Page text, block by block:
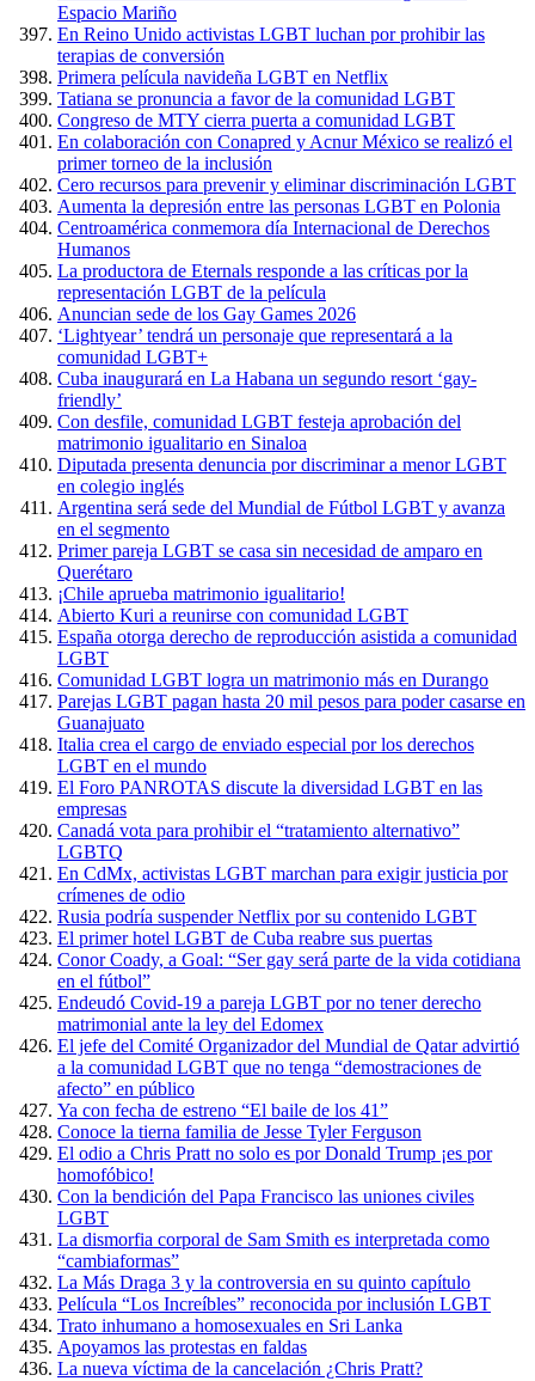
Espacio Mariño
En Reino Unido activistas LGBT luchan por prohibir las
terapias de conversión
Primera película navideña LGBT en Netflix
Tatiana se pronuncia a favor de la comunidad LGBT
Congreso de MTY cierra puerta a comunidad LGBT
En colaboración con Conapred y Acnur México se realizó el
primer torneo de la inclusión
Cero recursos para prevenir y eliminar discriminación LGBT
Aumenta la depresión entre las personas LGBT en Polonia
Centroamérica conmemora día Internacional de Derechos
Humanos
La productora de Eternals responde a las críticas por la
representación LGBT de la película
Anuncian sede de los Gay Games 2026
‘Lightyear’ tendrá un personaje que representará a la
comunidad LGBT+
Cuba inaugurará en La Habana un segundo resort ‘gay-
friendly’
Con desfile, comunidad LGBT festeja aprobación del
matrimonio igualitario en Sinaloa
Diputada presenta denuncia por discriminar a menor LGBT
en colegio inglés
Argentina será sede del Mundial de Fútbol LGBT y avanza
en el segmento
Primer pareja LGBT se casa sin necesidad de amparo en
Querétaro
¡Chile aprueba matrimonio igualitario!
Abierto Kuri a reunirse con comunidad LGBT
España otorga derecho de reproducción asistida a comunidad
LGBT
Comunidad LGBT logra un matrimonio más en Durango
Parejas LGBT pagan hasta 20 mil pesos para poder casarse en
Guanajuato
Italia crea el cargo de enviado especial por los derechos
LGBT en el mundo
El Foro PANROTAS discute la diversidad LGBT en las
empresas
Canadá vota para prohibir el “tratamiento alternativo”
LGBTQ
En CdMx, activistas LGBT marchan para exigir justicia por
crímenes de odio
Rusia podría suspender Netflix por su contenido LGBT
El primer hotel LGBT de Cuba reabre sus puertas
Conor Coady, a Goal: “Ser gay será parte de la vida cotidiana
en el fútbol”
Endeudó Covid-19 a pareja LGBT por no tener derecho
matrimonial ante la ley del Edomex
El jefe del Comité Organizador del Mundial de Qatar advirtió
a la comunidad LGBT que no tenga “demostraciones de
afecto” en público
Ya con fecha de estreno “El baile de los 41”
Conoce la tierna familia de Jesse Tyler Ferguson
El odio a Chris Pratt no solo es por Donald Trump ¡es por
homofóbico!
Con la bendición del Papa Francisco las uniones civiles
LGBT
La dismorfia corporal de Sam Smith es interpretada como
“cambiaformas”
La Más Draga 3 y la controversia en su quinto capítulo
Película “Los Increíbles” reconocida por inclusión LGBT
Trato inhumano a homosexuales en Sri Lanka
Apoyamos las protestas en faldas
La nueva víctima de la cancelación ¿Chris Pratt?